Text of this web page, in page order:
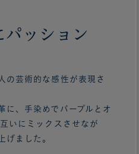
パッション
の芸術的な感性が表現さ
に、手染めでパープルとオ
いにミックスさせなが
げました。